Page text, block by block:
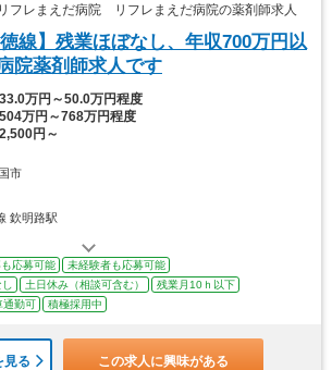
フレまえだ病院 リフレまえだ病院の薬剤師求人
線】残業ほぼなし、年収700万円以
院薬剤師求人です
33.0万円～50.0万円程度
504万円～768万円程度
円～
市
欽明路駅
応募可能
未経験者も応募可能
土日休み（相談可含む）
残業月10ｈ以下
通勤可 積極採用中
見る この求人に興味がある